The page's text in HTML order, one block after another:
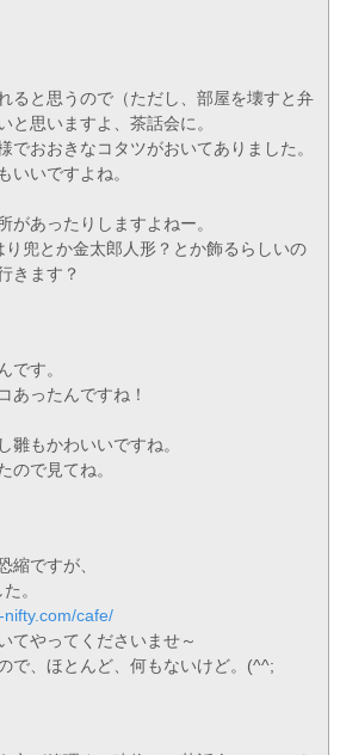
ると思うので（ただし、部屋を壊すと弁
と思いますよ、茶話会に。
でおおきなコタツがおいてありました。
いいですよね。
があったりしますよねー。
兜とか金太郎人形？とか飾るらしいの
きます？
です。
あったんですね！
雛もかわいいですね。
ので見てね。
縮ですが、
。
cafe/
てやってくださいませ～
で、ほとんど、何もないけど。(^^;